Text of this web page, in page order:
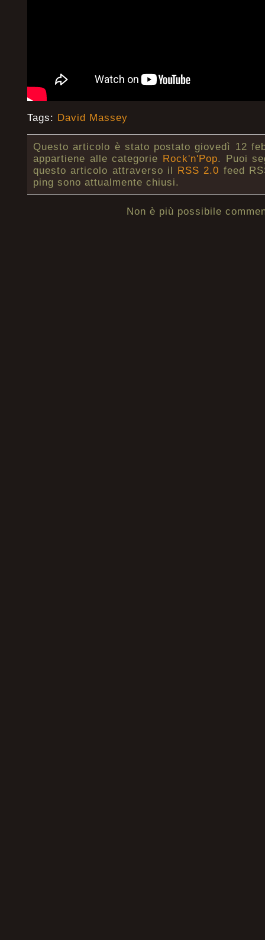
Tags: David Massey
Questo articolo è stato postato giovedì 12
appartiene alle categorie Rock'n'Pop. Puoi
questo articolo attraverso il RSS 2.0 feed
ping sono attualmente chiusi.
Non è più possibile